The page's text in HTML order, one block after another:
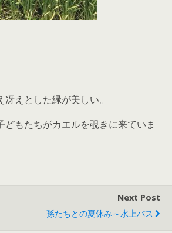
えとした緑が美しい。
どもたちがカエルを覗きに来ていま
Next Post
孫たちとの夏休み～水上バス